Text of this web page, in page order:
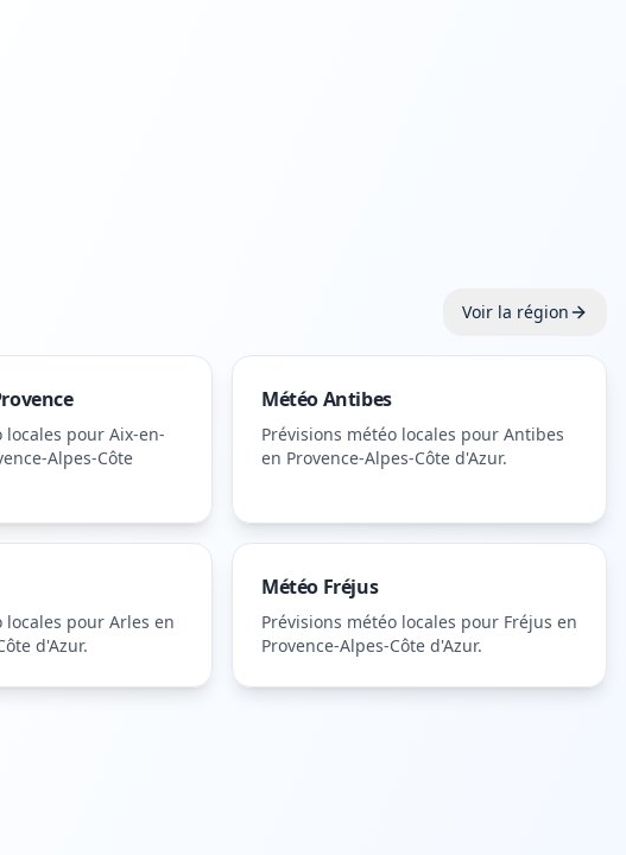
Voir la région
locales pour Aix-en-
Alpes-Côte
MétéoAntibes
Prévisions météo locales pour Antibes
en Provence-Alpes-Côte d'Azur.
locales pour Arles en
d'Azur.
Météo Fréjus
Prévisions météo locales pour Fréjus en
Provence-Alpes-Côte d'Azur.